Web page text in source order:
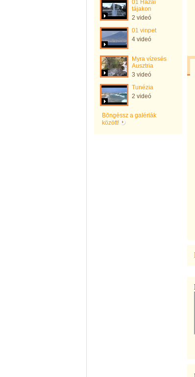
01 Hazai
tájakon
2 videó
01 vinpet
4 videó
Myra vízesés
Ausztria
3 videó
Tunézia
2 videó
Böngéssz a galériák
között!